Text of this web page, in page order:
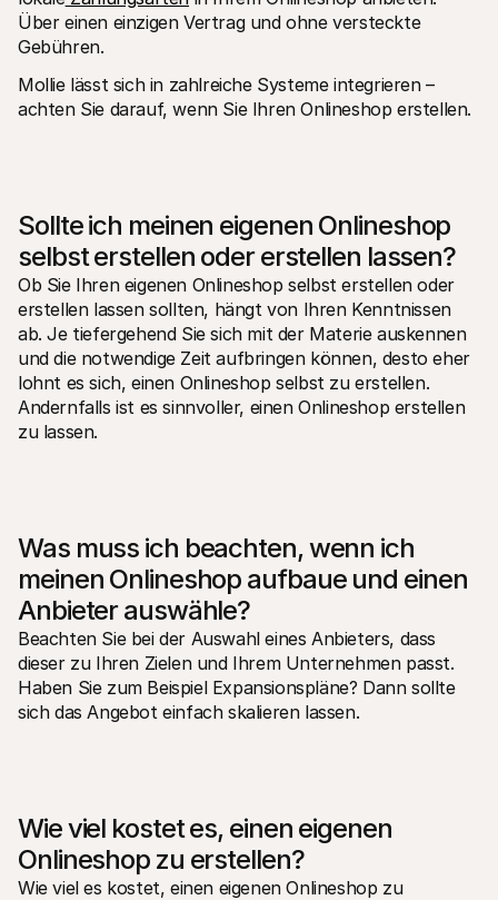
Über einen einzigen Vertrag und ohne versteckte
Gebühren.
Mollie lässt sich in zahlreiche Systeme integrieren –
achten Sie darauf, wenn Sie Ihren Onlineshop erstellen.
Sollte ich meinen eigenen Onlineshop
selbst erstellen oder erstellen lassen?
Ob Sie Ihren eigenen Onlineshop selbst erstellen oder
erstellen lassen sollten, hängt von Ihren Kenntnissen
ab. Je tiefergehend Sie sich mit der Materie auskennen
und die notwendige Zeit aufbringen können, desto eher
lohnt es sich, einen Onlineshop selbst zu erstellen.
Andernfalls ist es sinnvoller, einen Onlineshop erstellen
zu lassen.
Was muss ich beachten, wenn ich
meinen Onlineshop aufbaue und einen
Anbieter auswähle?
Beachten Sie bei der Auswahl eines Anbieters, dass
dieser zu Ihren Zielen und Ihrem Unternehmen passt.
Haben Sie zum Beispiel Expansionspläne? Dann sollte
sich das Angebot einfach skalieren lassen.
Wie viel kostet es, einen eigenen
Onlineshop zu erstellen?
Wie viel es kostet, einen eigenen Onlineshop zu